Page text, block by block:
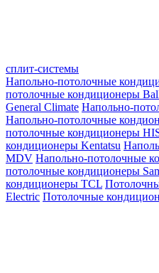
сплит-системы
Напольно-потолочные
потолочные кондиционеры
General Climate Напольно-
Напольно-потолочные
потолочные кондиционеры
кондиционеры Kentatsu
MDV Напольно-потолочные
потолочные кондиционеры
кондиционеры TCL
Electric Потолочные